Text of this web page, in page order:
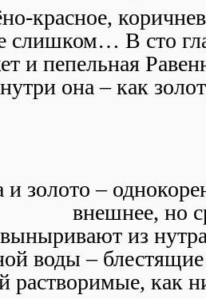
красное,
слишком… В сто
и пепельная
она – как
и золото –
внешнее, но
из
воды –
растворимые, как